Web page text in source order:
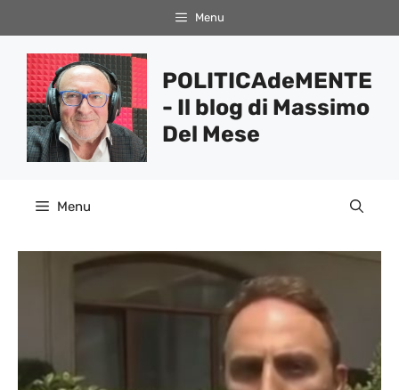
al
contenuto
Menu
POLITICAdeMENTE
- Il blog di Massimo
Del Mese
Menu